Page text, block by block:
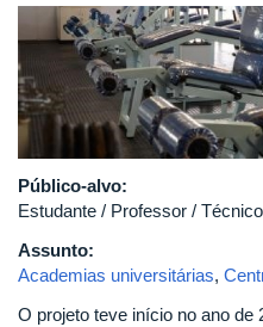
Público-alvo:
Estudante / Professor /
Assunto:
Academias universitárias,
O projeto teve início no ano de